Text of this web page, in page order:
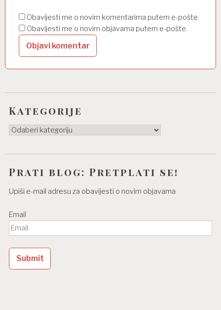
Obavijesti me o novim komentarima putem e-pošte.
Obavijesti me o novim objavama putem e-pošte.
Kategorije
Kategorije
Prati blog: Pretplati se!
Upiši e-mail adresu za obavijesti o novim objavama
Email